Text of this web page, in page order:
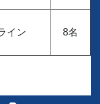
イン 8名